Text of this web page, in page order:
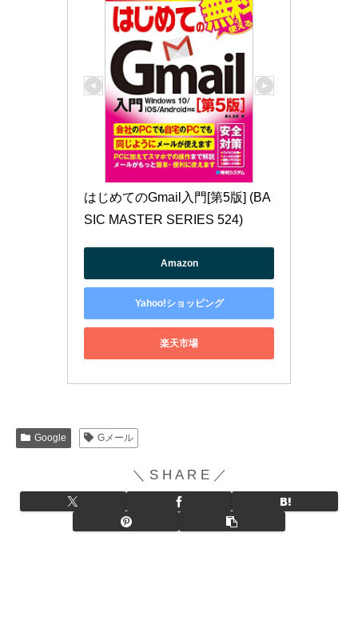
はじめてのGmail入門[第5版] (BA
SIC MASTER SERIES 524)
Amazon
Yahoo!ショッピング
楽天市場
Google Gメール
＼ S H A R E ／